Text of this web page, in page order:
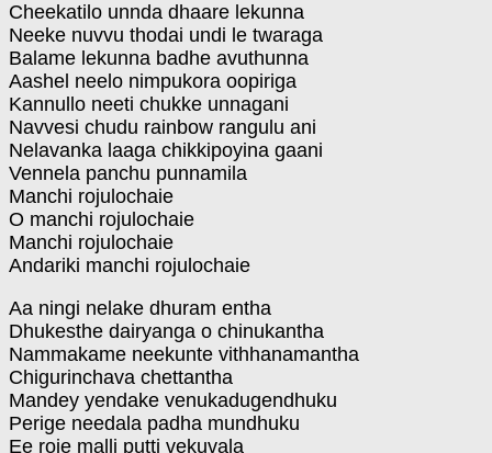
Cheekatilo unnda dhaare lekunna
Neeke nuvvu thodai undi le twaraga
Balame lekunna badhe avuthunna
Aashel neelo nimpukora oopiriga
Kannullo neeti chukke unnagani
Navvesi chudu rainbow rangulu ani
Nelavanka laaga chikkipoyina gaani
Vennela panchu punnamila
Manchi rojulochaie
O manchi rojulochaie
Manchi rojulochaie
Andariki manchi rojulochaie
Aa ningi nelake dhuram entha
Dhukesthe dairyanga o chinukantha
Nammakame neekunte vithhanamantha
Chigurinchava chettantha
Mandey yendake venukadugendhuku
Perige needala padha mundhuku
Ee roje malli putti vekuvala